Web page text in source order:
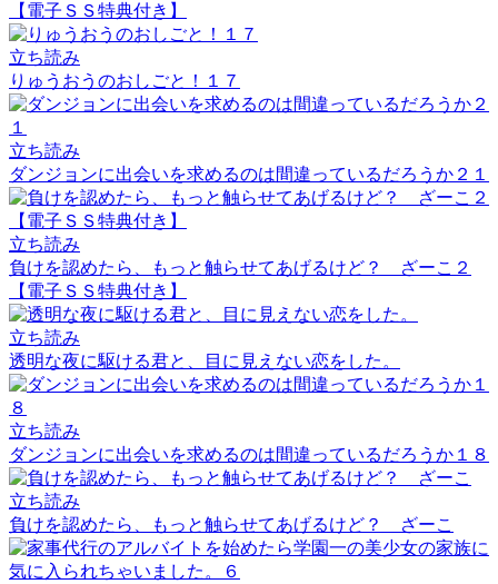
【電子ＳＳ特典付き】
立ち読み
りゅうおうのおしごと！１７
立ち読み
ダンジョンに出会いを求めるのは間違っているだろうか２１
立ち読み
負けを認めたら、もっと触らせてあげるけど？ ざーこ２
【電子ＳＳ特典付き】
立ち読み
透明な夜に駆ける君と、目に見えない恋をした。
立ち読み
ダンジョンに出会いを求めるのは間違っているだろうか１８
立ち読み
負けを認めたら、もっと触らせてあげるけど？ ざーこ